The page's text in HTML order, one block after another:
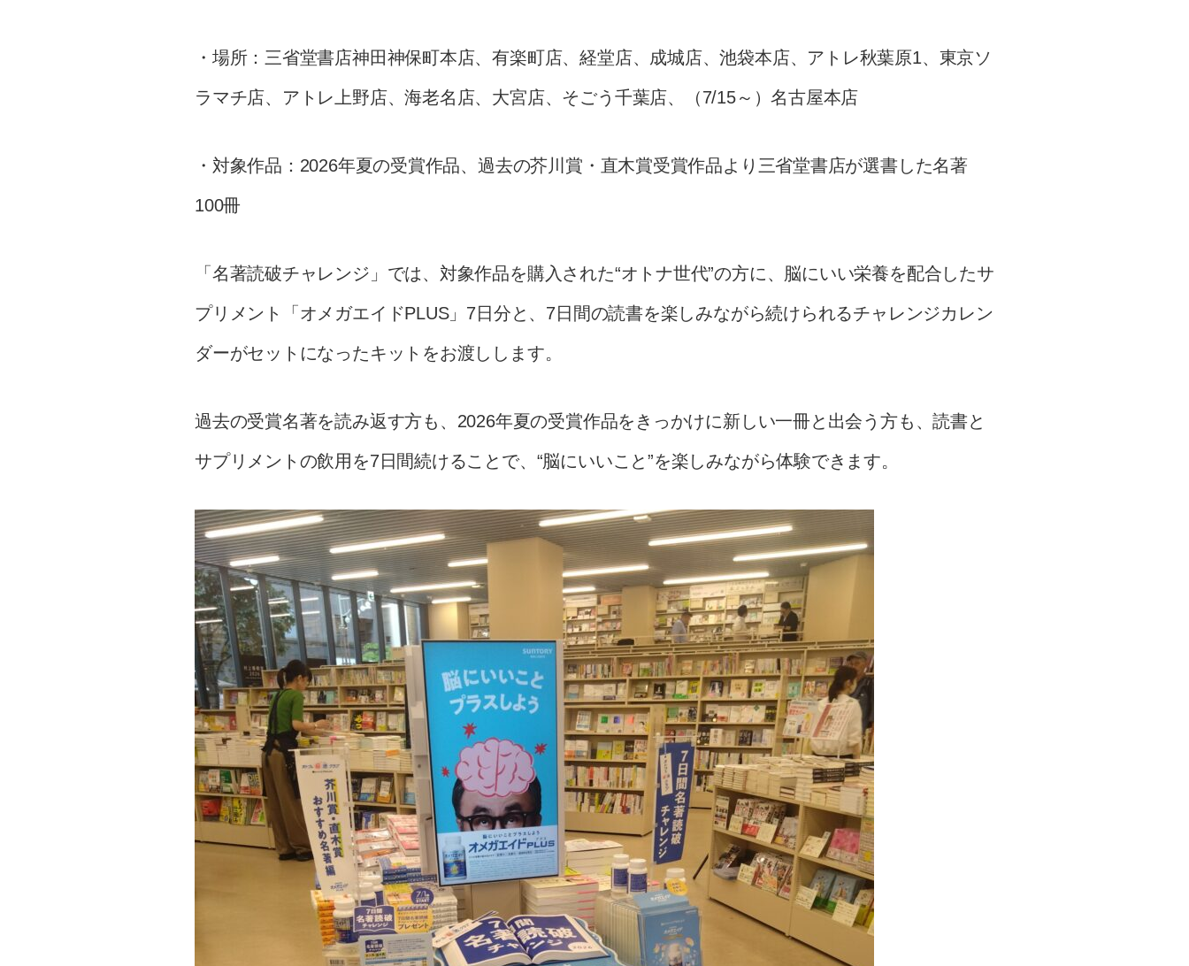
・場所：三省堂書店神田神保町本店、有楽町店、経堂店、成城店、池袋本店、アトレ秋葉原1、東京ソ
ラマチ店、アトレ上野店、海老名店、大宮店、そごう千葉店、（7/15～）名古屋本店
・対象作品：2026年夏の受賞作品、過去の芥川賞・直木賞受賞作品より三省堂書店が選書した名著
100冊
「名著読破チャレンジ」では、対象作品を購入された“オトナ世代”の方に、脳にいい栄養を配合したサ
プリメント「オメガエイドPLUS」7日分と、7日間の読書を楽しみながら続けられるチャレンジカレン
ダーがセットになったキットをお渡しします。
過去の受賞名著を読み返す方も、2026年夏の受賞作品をきっかけに新しい一冊と出会う方も、読書と
サプリメントの飲用を7日間続けることで、“脳にいいこと”を楽しみながら体験できます。